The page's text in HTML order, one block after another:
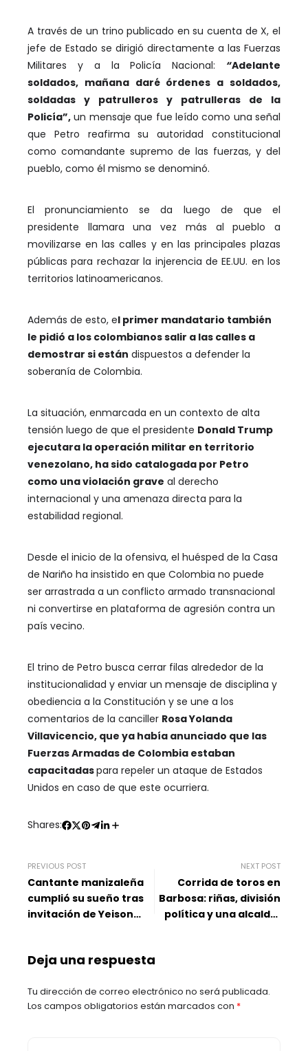
A través de un trino publicado en su cuenta de X, el
jefe de Estado se dirigió directamente a las Fuerzas
Militares y a la Policía Nacional: “Adelante
soldados, mañana daré órdenes a soldados,
soldadas y patrulleros y patrulleras de la
Policía”, un mensaje que fue leído como una señal
que Petro reafirma su autoridad constitucional
como comandante supremo de las fuerzas, y del
pueblo, como él mismo se denominó.
El pronunciamiento se da luego de que el
presidente llamara una vez más al pueblo a
movilizarse en las calles y en las principales plazas
públicas para rechazar la injerencia de EE.UU. en los
territorios latinoamericanos.
Además de esto, el primer mandatario también
le pidió a los colombianos salir a las calles a
demostrar si están dispuestos a defender la
soberanía de Colombia.
La situación, enmarcada en un contexto de alta
tensión luego de que el presidente Donald Trump
ejecutara la operación militar en territorio
venezolano, ha sido catalogada por Petro
como una violación grave al derecho
internacional y una amenaza directa para la
estabilidad regional.
Desde el inicio de la ofensiva, el huésped de la Casa
de Nariño ha insistido en que Colombia no puede
ser arrastrada a un conflicto armado transnacional
ni convertirse en plataforma de agresión contra un
país vecino.
El trino de Petro busca cerrar filas alrededor de la
institucionalidad y enviar un mensaje de disciplina y
obediencia a la Constitución y se une a los
comentarios de la canciller Rosa Yolanda
Villavicencio, que ya había anunciado que las
Fuerzas Armadas de Colombia estaban
capacitadaspara repeler un ataque de Estados
Unidos en caso de que este ocurriera.
Shares:
PREVIOUS POST
Cantante manizaleña
cumplió su sueño tras
invitación de Yeison
NEXT POST
Corrida de toros en
Barbosa: riñas, división
política y una alcaldía
Deja una respuesta
Tu dirección de correo electrónico no será publicada.
Los campos obligatorios están marcados con *